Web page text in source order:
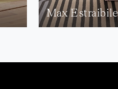
Max Estraibile